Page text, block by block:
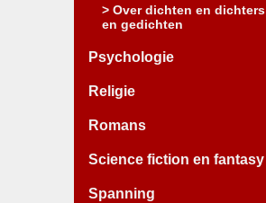
> Over dichten en dichters
en gedichten
Psychologie
Religie
Romans
Science fiction en fantasy
Spanning